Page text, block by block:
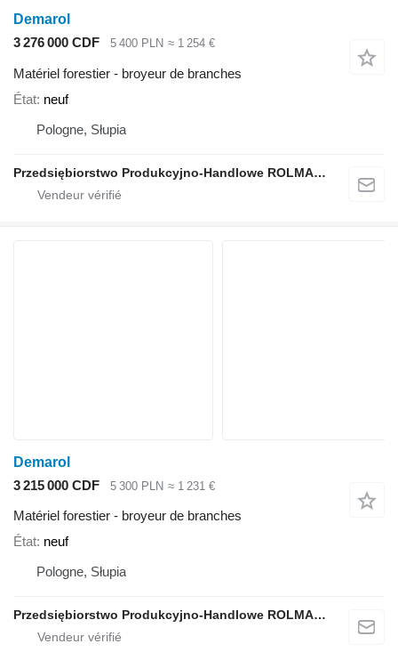
Demarol
3 276 000 CDF
5 400 PLN ≈ 1 254 €
Matériel forestier - broyeur de branches
État neuf
Pologne, Słupia
Przedsiębiorstwo Produkcyjno-Handlowe ROLMAPOL Marcin Dziekan
Demarol
3 215 000 CDF
5 300 PLN ≈ 1 231 €
Matériel forestier - broyeur de branches
État neuf
Pologne, Słupia
Przedsiębiorstwo Produkcyjno-Handlowe ROLMAPOL Marcin Dziekan